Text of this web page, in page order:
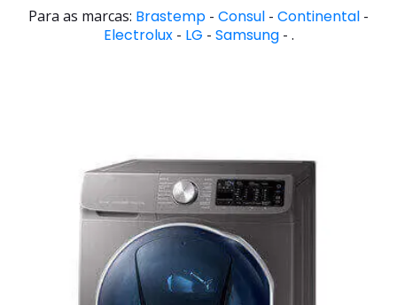
Para as marcas: Brastemp - Consul - Continental -
Electrolux- LG - Samsung- .